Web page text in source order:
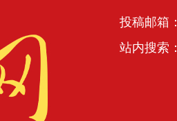
投稿邮箱：
站内搜索：